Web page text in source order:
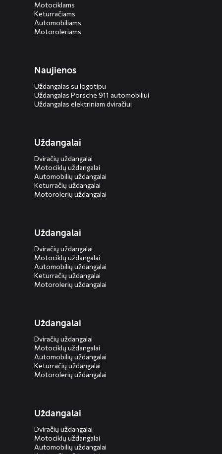
Motociklams
Keturračiams
Automobiliams
Motoroleriams
Naujienos
Uždangalas su logotipu
Uždangalas Porsche 911 automobiliui
Uždangalas elektriniam dviračiui
Uždangalai
Dviračių uždangalai
Motociklų uždangalai
Automobilių uždangalai
Keturračių uždangalai
Motorolerių uždangalai
Uždangalai
Dviračių uždangalai
Motociklų uždangalai
Automobilių uždangalai
Keturračių uždangalai
Motorolerių uždangalai
Uždangalai
Dviračių uždangalai
Motociklų uždangalai
Automobilių uždangalai
Keturračių uždangalai
Motorolerių uždangalai
Uždangalai
Dviračių uždangalai
Motociklų uždangalai
Automobilių uždangalai